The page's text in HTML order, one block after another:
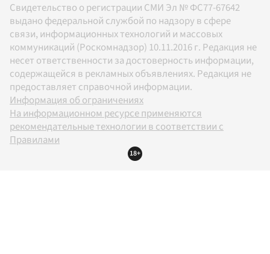
Свидетельство о регистрации СМИ Эл № ФС77-67642
выдано федеральной службой по надзору в сфере
связи, информационных технологий и массовых
коммуникаций (Роскомнадзор) 10.11.2016 г. Редакция не
несет ответственности за достоверность информации,
содержащейся в рекламных объявлениях. Редакция не
предоставляет справочной информации.
Информация об ограничениях
На информационном ресурсе применяются
рекомендательные технологии в соответствии с
Правилами
18+